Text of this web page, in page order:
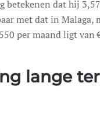
dat hij
met dat in
per maand ligt van
lange